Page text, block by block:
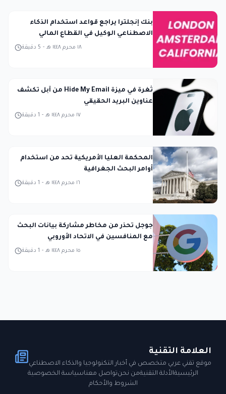
بنك إنجلترا يراجع قواعد استخدام الذكاء
الاصطناعي الوكيل في القطاع المالي
5 دقيقة - ١٨ محرم ١٤٤٨ هـ
ثغرة في ميزة Hide My Email من آبل تكشف
عناوين البريد الحقيقي
1 دقيقة - ١٧ محرم ١٤٤٨ هـ
المحكمة العليا الأمريكية تحد من استخدام
أوامر البحث الجغرافية
1 دقيقة - ١٦ محرم ١٤٤٨ هـ
جوجل تحذر من مخاطر مشاركة بيانات البحث
مع المنافسين في الاتحاد الأوروبي
1 دقيقة - ١٥ محرم ١٤٤٨ هـ
العلامة التقنية
موقع تقني عربي متخصص في أخبار التكنولوجيا والذكاء الاصطناعي
الرئيسيةالأدلة التقنيةمن نحنتواصل معناسياسة الخصوصية
الشروط والأحكام